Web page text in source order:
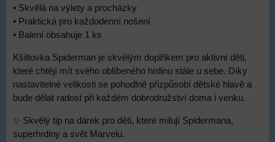
• Skvělá na výlety a procházky
• Praktická pro každodenní nošení
• Balení obsahuje 1 ks
Kšiltovka Spiderman je skvělým doplňkem pro aktivní děti,
které chtějí mít svého oblíbeného hrdinu stále u sebe. Díky
nastavitelné velikosti se pohodlně přizpůsobí dětské hlavě a
bude dělat radost při každém dobrodružství doma i venku.
✨ Skvělý tip na dárek pro děti, které milují Spidermana,
superhrdiny a svět Marvelu.